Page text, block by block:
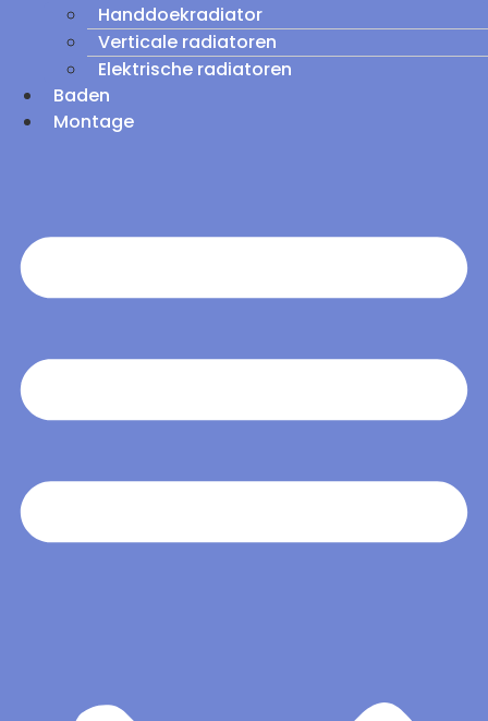
Handdoekradiator
Verticale radiatoren
Elektrische radiatoren
Baden
Montage